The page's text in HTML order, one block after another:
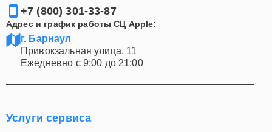
+7 (800) 301-33-87
Адрес и график работы СЦ Apple:
г. Барнаул
Привокзальная улица, 11
Ежедневно с 9:00 до 21:00
Услуги сервиса